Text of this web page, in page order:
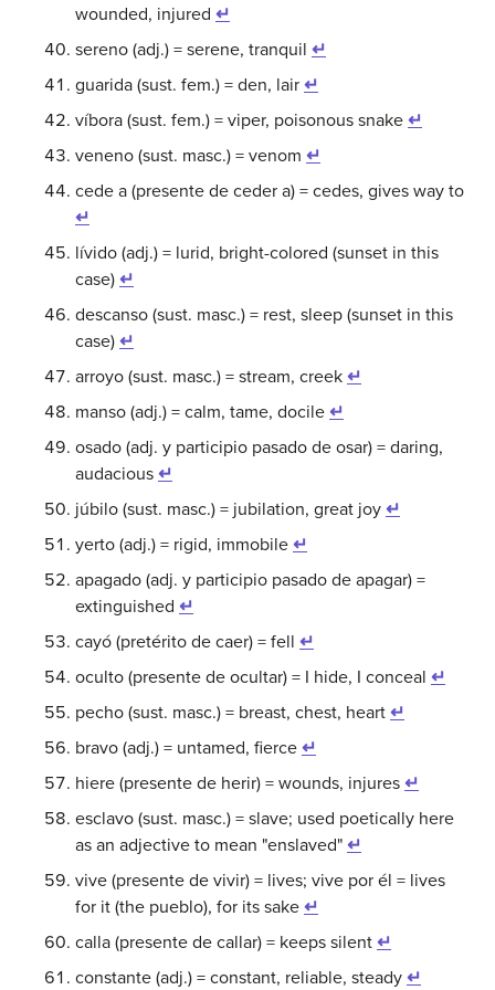
wounded, injured ↵
sereno (adj.) = serene, tranquil ↵
guarida (sust. fem.) = den, lair ↵
víbora (sust. fem.) = viper, poisonous snake ↵
veneno (sust. masc.) = venom ↵
cede a (presente de ceder a) = cedes, gives way to
↵
lívido (adj.) = lurid, bright-colored (sunset in this
case) ↵
descanso (sust. masc.) = rest, sleep (sunset in this
case) ↵
arroyo (sust. masc.) = stream, creek ↵
manso (adj.) = calm, tame, docile ↵
osado (adj. y participio pasado de osar) = daring,
audacious ↵
júbilo (sust. masc.) = jubilation, great joy ↵
yerto (adj.) = rigid, immobile ↵
apagado (adj. y participio pasado de apagar) =
extinguished ↵
cayó (pretérito de caer) = fell ↵
oculto (presente de ocultar) = I hide, I conceal ↵
pecho (sust. masc.) = breast, chest, heart ↵
bravo (adj.) = untamed, fierce ↵
hiere (presente de herir) = wounds, injures ↵
esclavo (sust. masc.) = slave; used poetically here
as an adjective to mean "enslaved" ↵
vive (presente de vivir) = lives; vive por él = lives
for it (the pueblo), for its sake ↵
calla (presente de callar) = keeps silent ↵
constante (adj.) = constant, reliable, steady ↵